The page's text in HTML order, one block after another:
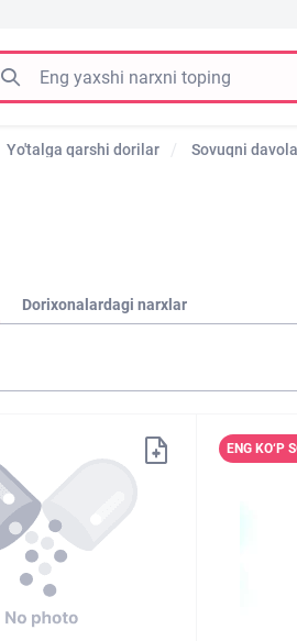
Yo'talga qarshi dorilar Sovuqni
Dorixonalardagi narxlar
ENG KO‘P